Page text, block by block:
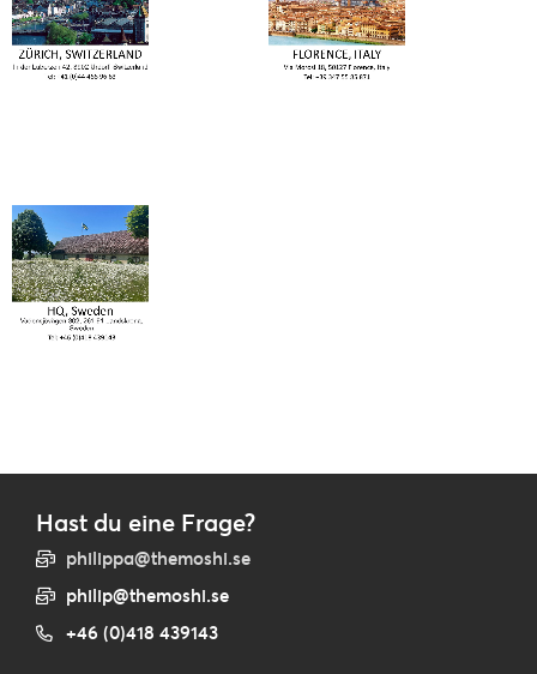
Hast du eine Frage?
philippa@themoshi.se
philip@themoshi.se
+46 (0)418 439143